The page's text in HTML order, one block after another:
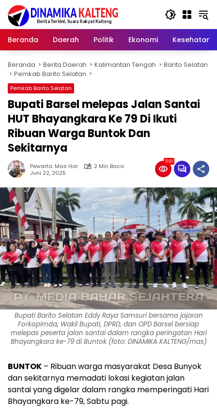
Langsung
konten
Beranda
Daerah Politik Ekonomi Kesehatan
Beranda Berita Daerah Kalimantan Tengah
Barito Selatan
Pemkab Barito Selatan
Pemkab Barito Selatan
Bupati Barsel melepas Jalan Santai
HUT Bhayangkara Ke 79 Di Ikuti
Ribuan Warga Buntok Dan
Sekitarnya
Pewarta: Mas Har
2 Min Baca
Juni 22, 2025
1191
Bupati Barito Selatan Eddy Raya Samsuri bersama jajaran
Forkopimda, Wakil Bupati, DPRD, dan OPD Barsel bersiap
melepas peserta jalan santai dalam rangka peringatan Hari
Bhayangkara ke-79 di Buntok (foto: DINAMIKA KALTENG/mas)
BUNTOK – Ribuan warga masyarakat Desa Bunyok
dan sekitarnya memadati lokasi kegiatan jalan
santai yang digelar dalam rangka memperingati Hari
Bhayangkara ke-79, Sabtu pagi.